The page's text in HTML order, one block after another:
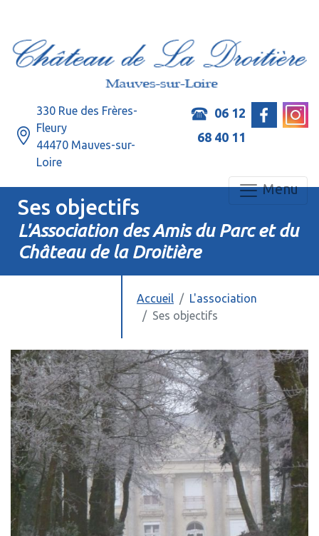
330 Rue des Frères-
Fleury
44470 Mauves-sur-
Loire
06 12
68 40 11
Menu
Ses objectifs
L'Association des Amis du Parc et du
Château de la Droitière
Accueil
L'association
Ses objectifs